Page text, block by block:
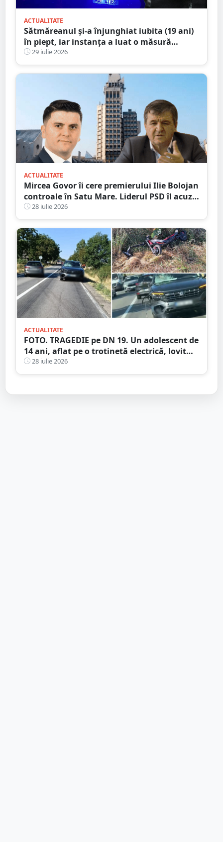
ACTUALITATE
Sătmăreanul și-a înjunghiat iubita (19 ani)
în piept, iar instanța a luat o măsură
radicală
29 iulie 2026
ACTUALITATE
Mircea Govor îi cere premierului Ilie Bolojan
controale în Satu Mare. Liderul PSD îl acuză
pe Adrian Cozma de presiuni politice și cere
verificări ample
28 iulie 2026
ACTUALITATE
FOTO. TRAGEDIE pe DN 19. Un adolescent de
14 ani, aflat pe o trotinetă electrică, lovit
mortal de o mașină
28 iulie 2026